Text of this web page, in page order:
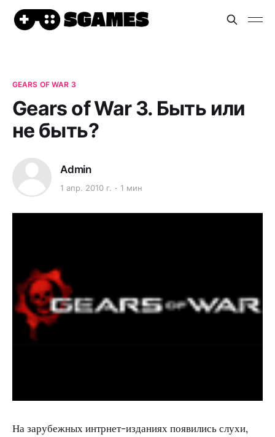
GEARS OF WAR 3
Gears of War 3. Быть или
не быть?
Admin
1 апр. 2010 г. 1 мин
На зарубежных интрнет-изданиях появились слухи,